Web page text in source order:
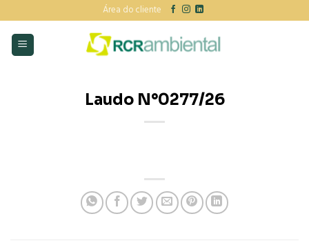
to
content
Área do cliente
Laudo N°0277/26